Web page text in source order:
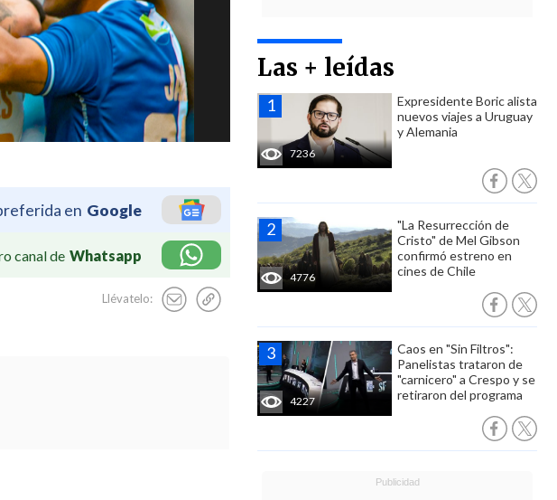
en Google
canal de Whatsapp
Llévatelo:
Las + leídas
7236
Expresidente Boric alista
nuevos viajes a Uruguay
y Alemania
4776
"La Resurrección de
Cristo" de Mel Gibson
confirmó estreno en
cines de Chile
4227
Caos en "Sin Filtros":
Panelistas trataron de
"carnicero" a Crespo y se
retiraron del programa